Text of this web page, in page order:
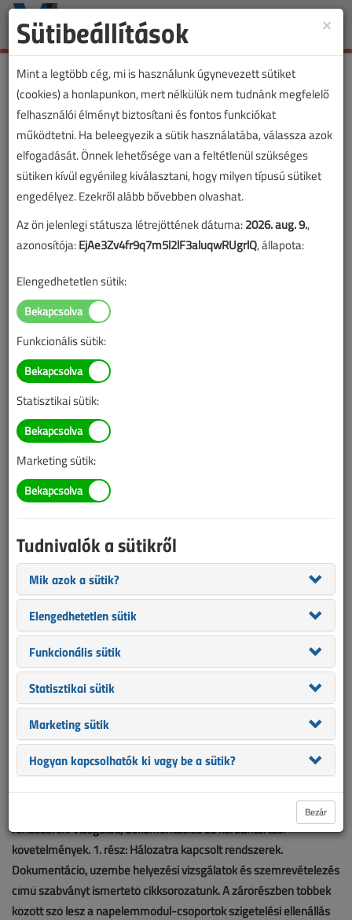
Toggle
Lapszám:
Napelemes rendszerek
vizsgálati, dokumentációs
és karbantartási
követelményei 3.
2022/12. lapszám| Rátai Attila | 3412 |
A befejező részéhez ért a közelmúltban magyar nyelven is
rendszerek. Vizsgálati, dokumentációs és karbantartási
követelmények. 1. rész: Hálózatra kapcsolt rendszerek.
Dokumentáció, üzembe helyezési vizsgálatok és szemrevételezés
című szabványt ismertető cikksorozatunk. A zárórészben többek
között szó lesz a napelemmodul-csoportok szigetelési ellenállás
×
Sütibeállítások
Mint a legtöbb cég, mi is használunk úgynevezett sütiket
(cookies) a honlapunkon, mert nélkülük nem tudnánk megfelelő
felhasználói élményt biztosítani és fontos funkciókat
működtetni. Ha beleegyezik a sütik használatába, válassza azok
elfogadását. Önnek lehetősége van a feltétlenül szükséges
sütiken kívül egyénileg kiválasztani, hogy milyen típusú sütiket
engedélyez. Ezekről alább bővebben olvashat.
Az ön jelenlegi státusza létrejöttének dátuma:2026. aug. 9.,
azonosítója:EjAe3Zv4fr9q7m5l2lF3aluqwRUgrlQ, állapota:
Elengedhetetlen sütik:
Funkcionális sütik:
Statisztikai sütik:
Marketing sütik:
Tudnivalók a sütikről
Mik azok a sütik?
Elengedhetetlen sütik
Funkcionális sütik
Statisztikai sütik
Marketing sütik
Hogyan kapcsolhatók ki vagy be a sütik?
Bezár